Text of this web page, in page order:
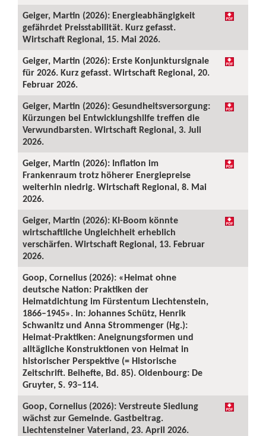
Geiger, Martin (2026): Energieabhängigkeit
gefährdet Preisstabilität. Kurz gefasst.
Wirtschaft Regional, 15. Mai 2026.
Geiger, Martin (2026): Erste Konjunktursignale
für 2026. Kurz gefasst. Wirtschaft Regional, 20.
Februar 2026.
Geiger, Martin (2026): Gesundheitsversorgung:
Kürzungen bei Entwicklungshilfe treffen die
Verwundbarsten. Wirtschaft Regional, 3. Juli
2026.
Geiger, Martin (2026): Inflation im
Frankenraum trotz höherer Energiepreise
weiterhin niedrig. Wirtschaft Regional, 8. Mai
2026.
Geiger, Martin (2026): KI-Boom könnte
wirtschaftliche Ungleichheit erheblich
verschärfen. Wirtschaft Regional, 13. Februar
2026.
Goop, Cornelius (2026): «Heimat ohne
deutsche Nation: Praktiken der
Heimatdichtung im Fürstentum Liechtenstein,
1866–1945». In: Johannes Schütz, Henrik
Schwanitz und Anna Strommenger (Hg.):
Heimat-Praktiken: Aneignungsformen und
alltägliche Konstruktionen von Heimat in
historischer Perspektive (= Historische
Zeitschrift. Beihefte, Bd. 85). Oldenbourg: De
Gruyter, S. 93–114.
Goop, Cornelius (2026): Verstreute Siedlung
wächst zur Gemeinde. Gastbeitrag.
Liechtensteiner Vaterland, 23. April 2026.